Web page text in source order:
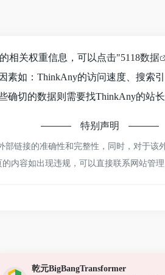
相关权重信息，可以点击"5118数据
素如：ThinkAny的访问速度、搜索
切的数据则需要找ThinkAny的站
特别声明
链接的准确性和完整性，同时，对于该
内容如出现违规，可以直接联系网站管
乾元BigBangTransformer